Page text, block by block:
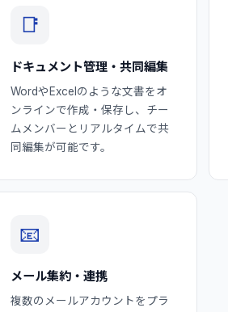
📑
ドキュメント管理・共同編集
WordやExcelのような文書をオ
ンラインで作成・保存し、チー
ムメンバーとリアルタイムで共
同編集が可能です。
📧
メール集約・連携
複数のメールアカウントをプラ